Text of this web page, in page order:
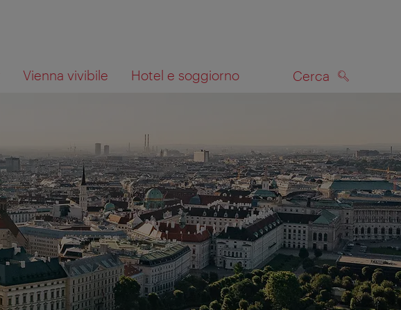
Vienna vivibile Hotel e soggiorno Cerca